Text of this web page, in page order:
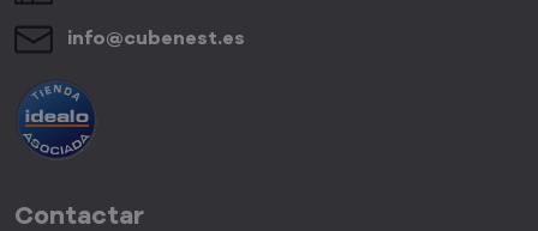
info​@cubenest​.es
Contactar